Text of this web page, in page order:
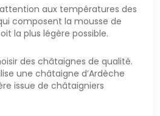
aux températures des
composent la mousse de
la plus légère possible.
des châtaignes de qualité.
une châtaigne d’Ardèche
issue de châtaigniers